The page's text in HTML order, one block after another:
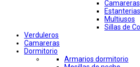
Camareras
Estanterias
Multiusos
Sillas de
Verduleros
Camareras
Dormitorio
Armarios dormitorio